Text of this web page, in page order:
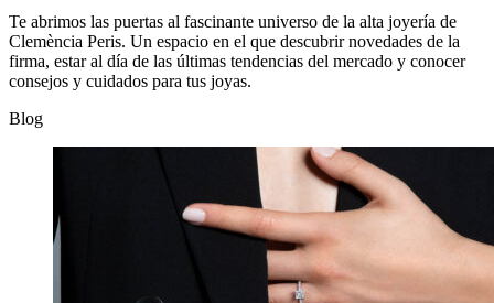
Te abrimos las puertas al fascinante universo de la alta joyería de
Clemència Peris. Un espacio en el que descubrir novedades de la
firma, estar al día de las últimas tendencias del mercado y conocer
consejos y cuidados para tus joyas.
Blog